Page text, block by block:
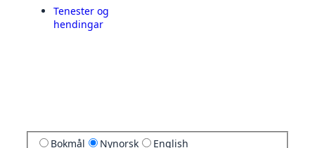
Tenester og
hendingar
Bokmål Nynorsk English